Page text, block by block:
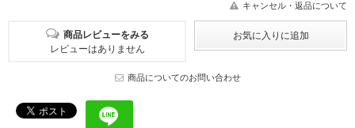
キャンセル・返品について
商品レビューをみる
レビューはありません
商品についてのお問い合わせ